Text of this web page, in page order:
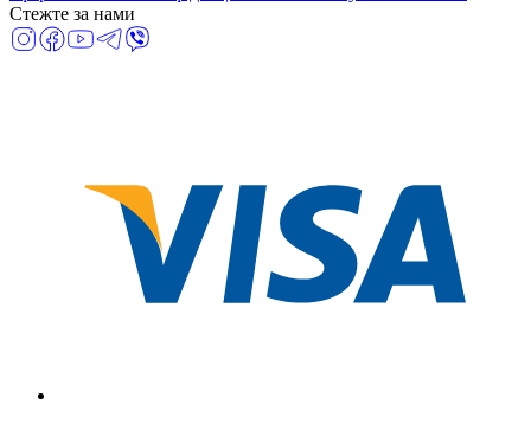
Стежте за нами